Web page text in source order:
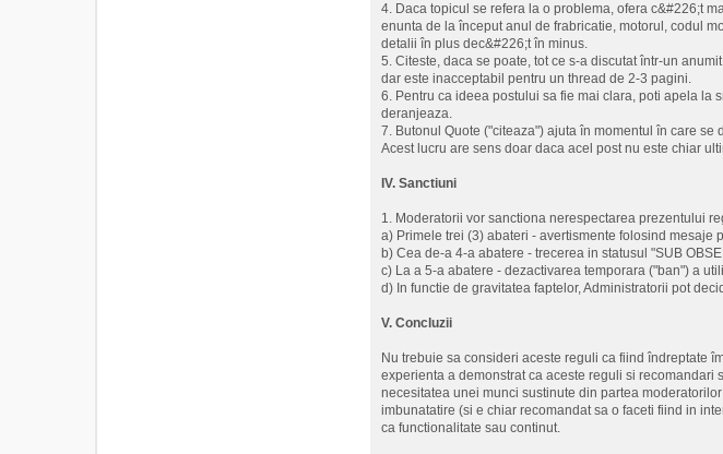
4. Daca topicul se refera la o problema, ofera c&#226;t
enunta de la început anul de frabricatie, motorul, codul
detalii în plus dec&#226;t în minus.
5. Citeste, daca se poate, tot ce s-a discutat într-un
dar este inacceptabil pentru un thread de 2-3 pagini.
6. Pentru ca ideea postului sa fie mai clara, poti apela la
deranjeaza.
7. Butonul Quote ("citeaza") ajuta în momentul în care
Acest lucru are sens doar daca acel post nu este chiar
IV. Sanctiuni
1. Moderatorii vor sanctiona nerespectarea prezentului
a) Primele trei (3) abateri - avertismente folosind mesaje
b) Cea de-a 4-a abatere - trecerea in statusul "SUB
c) La a 5-a abatere - dezactivarea temporara ("ban") a
d) In functie de gravitatea faptelor, Administratorii pot
V. Concluzii
Nu trebuie sa consideri aceste reguli ca fiind îndreptate
experienta a demonstrat ca aceste reguli si
necesitatea unei munci sustinute din partea
imbunatatire (si e chiar recomandat sa o faceti fiind in
ca functionalitate sau continut.